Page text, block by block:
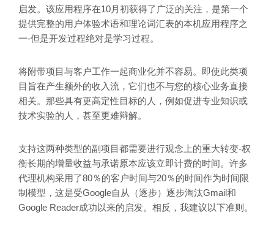
启发。该应用程序在10月初获得了广泛的关注，是第一个
提供完整的用户体验术语和理论词汇表的本机应用程序之
一-但是开发过程绝对是学习过程。
将附带项目与客户工作一起商业化并不容易。即使此类项
目旨在产生额外的收入流，它们也不与您的核心业务直接
相关。那些具有更高定性目标的人，例如促进专业知识或
技术实验的人，甚至更难辩解。
支持这两种类型的副项目都需要进行观念上的重大转变-权
衡长期的增量收益与承诺原本应该立即计费的时间。许多
代理机构采用了80％的客户时间与20％的时间作为时间限
制模型，这是受Google自从（逐步）逐步淘汰Gmail和
Google Reader成功以来的启发。相反，我建议以下准则。